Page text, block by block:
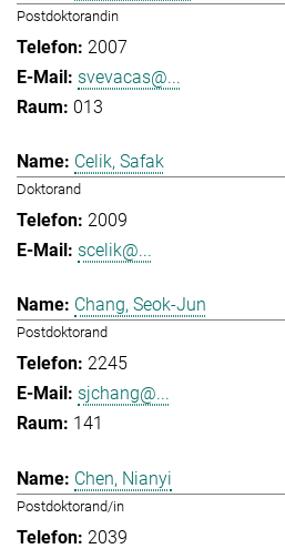
Postdoktorandin
2007
svevacas@...
013
Celik, Safak
Doktorand
2009
scelik@...
Chang, Seok-Jun
Postdoktorand
2245
sjchang@...
141
Chen, Nianyi
Postdoktorand/in
2039